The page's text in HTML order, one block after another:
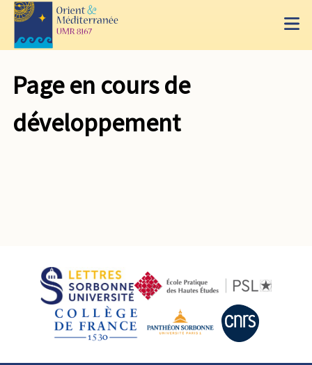
Page en cours de
développement